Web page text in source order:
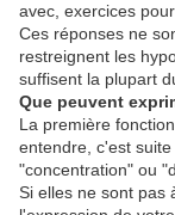
avec, exercices
Ces réponses ne
restreignent les
suffisent la plupart
Que peuvent
La première
entendre, c'est
"concentration" ou
Si elles ne sont pas